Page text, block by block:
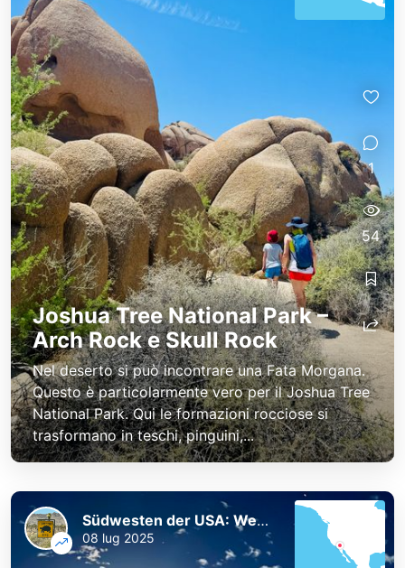
Joshua Tree National Park –
Arch Rock e Skull Rock
Nel deserto si può incontrare una Fata Morgana.
Questo è particolarmente vero per il Joshua Tree
National Park. Qui le formazioni rocciose si
trasformano in teschi, pinguini,...
1
54
Südwesten der USA: Westküste und Nationalparks
08 lug 2025